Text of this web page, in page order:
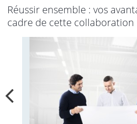
Réussir ensemble : vos
cadre de cette collaboration